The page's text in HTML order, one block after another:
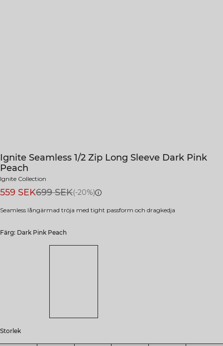
Ignite Seamless 1/2 Zip Long Sleeve Dark Pink
Peach
Ignite Collection
559 SEK699 SEK(-20%)
Seamless långärmad tröja med tight passform och dragkedja
Färg: Dark Pink Peach
Storlek